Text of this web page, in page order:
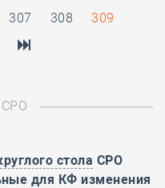
307 308
309
стола СРО
для КФ изменения